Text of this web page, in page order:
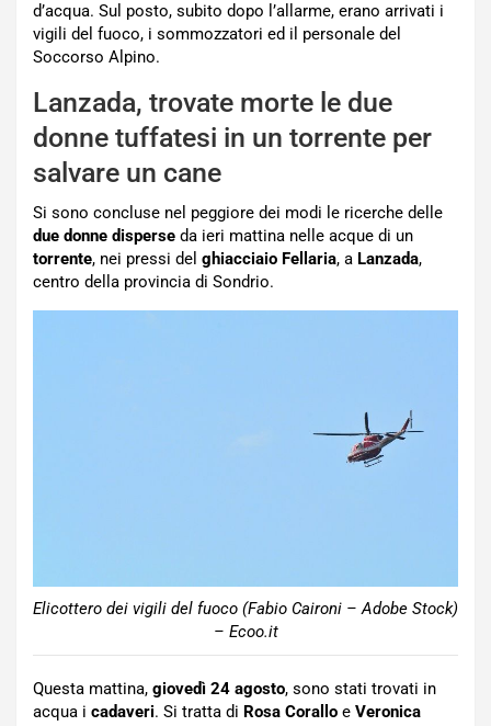
d’acqua. Sul posto, subito dopo l’allarme, erano arrivati i
vigili del fuoco, i sommozzatori ed il personale del
Soccorso Alpino.
Lanzada, trovate morte le due
donne tuffatesi in un torrente per
salvare un cane
Si sono concluse nel peggiore dei modi le ricerche delle
due donne disperse da ieri mattina nelle acque di un
torrente, nei pressi del ghiacciaio Fellaria, a Lanzada,
centro della provincia di Sondrio.
Elicottero dei vigili del fuoco (Fabio Caironi – Adobe Stock)
– Ecoo.it
Questa mattina, giovedì 24 agosto, sono stati trovati in
acqua i cadaveri. Si tratta di Rosa Corallo e Veronica